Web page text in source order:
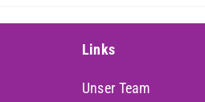
Links
Unser Team